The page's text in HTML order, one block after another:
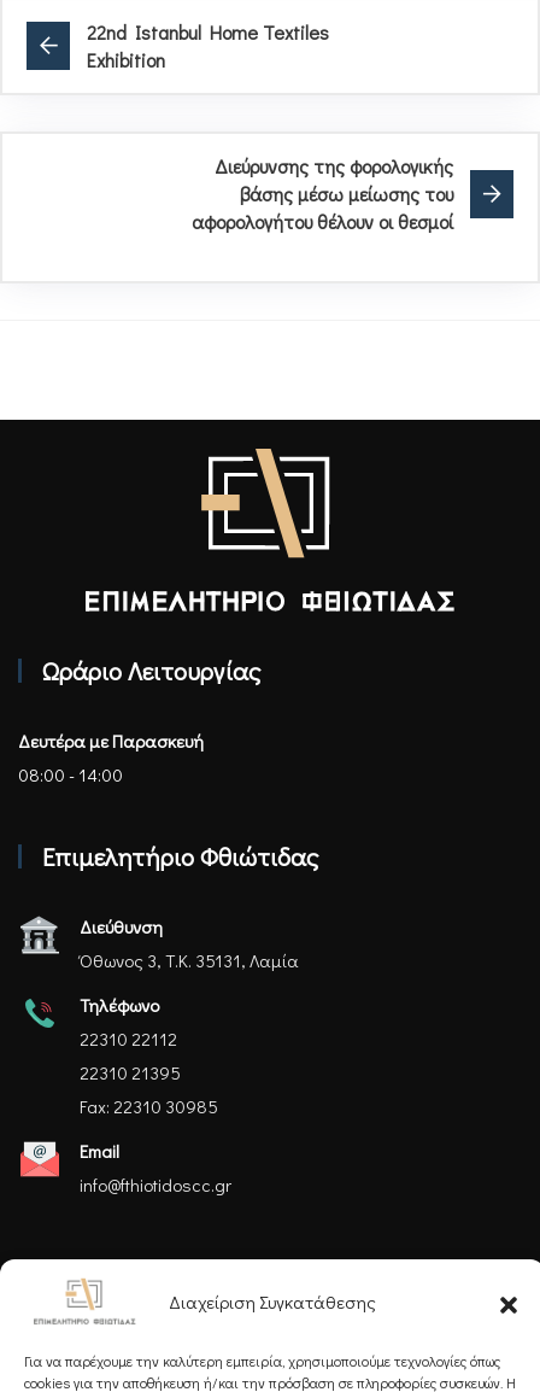
Διαχείριση Συγκατάθεσης
Για να παρέχουμε την καλύτερη εμπειρία, χρησιμοποιούμε τεχνολογίες όπως
cookies για την αποθήκευση ή/και την πρόσβαση σε πληροφορίες συσκευών. Η
22nd Istanbul Home Textiles
Exhibition
Διεύρυνσης της φορολογικής
βάσης μέσω μείωσης του
αφορολογήτου θέλουν οι θεσμοί
Ωράριο Λειτουργίας
Δευτέρα με Παρασκευή
08:00 - 14:00
Επιμελητήριο Φθιώτιδας
Διεύθυνση
Όθωνος 3, Τ.Κ. 35131, Λαμία
Τηλέφωνο
22310 22112
22310 21395
Fax: 22310 30985
Email
info@fthiotidoscc.gr
Ακολουθήστε μας